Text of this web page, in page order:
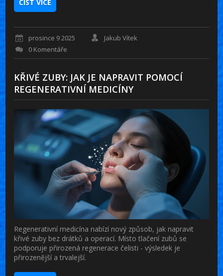
ČÍST VÍCE
prosince 9 2025
Jakub Vítek
0 Komentáře
KŘIVÉ ZUBY: JAK JE NAPRAVIT POMOCÍ
REGENERATIVNÍ MEDICÍNY
Regenerativní medicína nabízí nový způsob, jak napravit
křivé zuby bez drátků a operací. Místo tlačení zubů se
podporuje přirozená regenerace čelisti - výsledek je
přirozenější a trvalejší.